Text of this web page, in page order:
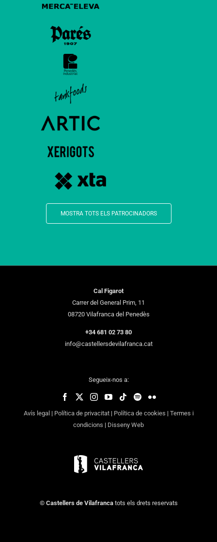
MOSTRA TOTS ELS PATROCINADORS
Cal Figarot
Carrer del General Prim, 11
08720 Vilafranca del Penedès
+34 681 02 73 80
info@castellersdevilafranca.cat
Segueix-nos a:
Avís legal | Política de privacitat| Política de cookies | Termes i
condicions | Disseny Web
© Castellers de Vilafrancatots els drets reservats